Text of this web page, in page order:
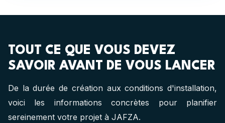
TOUT CE QUE VOUS DEVEZ
SAVOIR AVANT DE VOUS LANCER
De la durée de création aux conditions d'installation,
voici les informations concrètes pour planifier
sereinement votre projet à JAFZA.